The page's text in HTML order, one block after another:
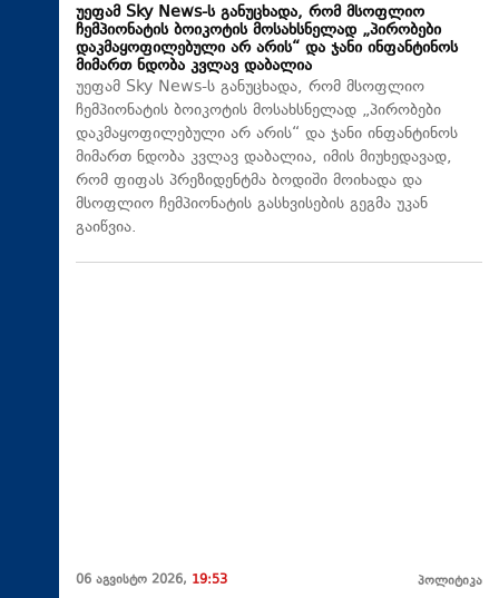
უეფამ Sky News-ს განუცხადა, რომ მსოფლიო
ჩემპიონატის ბოიკოტის მოსახსნელად „პირობები
დაკმაყოფილებული არ არის“ და ჯანი ინფანტინოს
მიმართ ნდობა კვლავ დაბალია
უეფამ Sky News-ს განუცხადა, რომ მსოფლიო
ჩემპიონატის ბოიკოტის მოსახსნელად „პირობები
დაკმაყოფილებული არ არის“ და ჯანი ინფანტინოს
მიმართ ნდობა კვლავ დაბალია, იმის მიუხედავად,
რომ ფიფას პრეზიდენტმა ბოდიში მოიხადა და
მსოფლიო ჩემპიონატის გასხვისების გეგმა უკან
გაიწვია.
06 აგვისტო 2026, 19:53 პოლიტიკა